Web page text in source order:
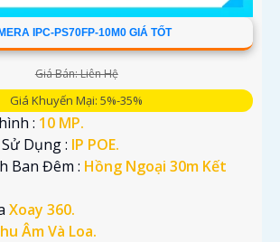
IPC-PS70FP-10M0 GIÁ TỐT
Giá Bán: Liên Hệ
Giá Khuyến Mại: 5%-35%
: 10 MP.
Dụng : IP POE.
Ban Đêm : Hồng Ngoại 30m Kết
Xoay 360.
Âm Và Loa.